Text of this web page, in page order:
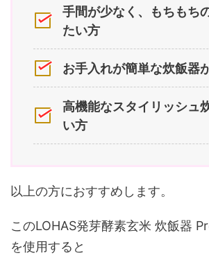
手間が少なく、もちもち
たい方
お手入れが簡単な炊飯器
高機能なスタイリッシュ
い方
以上の方におすすめします。
このLOHAS発芽酵素玄米 炊飯器
を使用すると